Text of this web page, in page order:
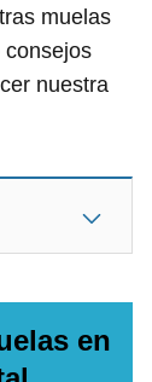
muelas
nuestra
en